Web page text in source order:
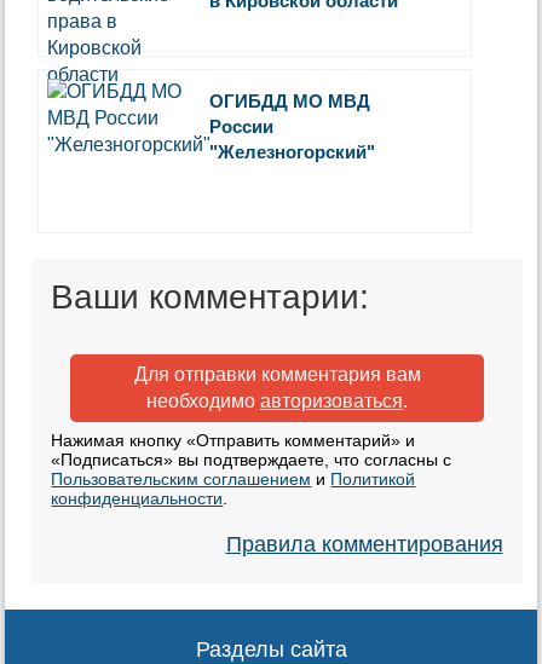
ОГИБДД МО МВД
России
"Железногорский"
Ваши комментарии:
Для отправки комментария вам
необходимо авторизоваться.
Нажимая кнопку «Отправить комментарий» и
«Подписаться» вы подтверждаете, что согласны с
Пользовательским соглашением и Политикой
конфиденциальности
Правила комментирования
Разделы сайта